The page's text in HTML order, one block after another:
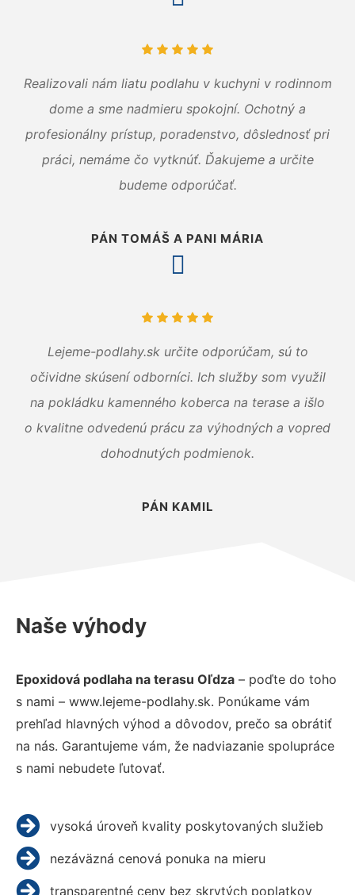
Realizovali nám liatu podlahu v kuchyni v rodinnom
dome a sme nadmieru spokojní. Ochotný a
profesionálny prístup, poradenstvo, dôslednosť pri
práci, nemáme čo vytknúť. Ďakujeme a určite
budeme odporúčať.
PÁN TOMÁŠ A PANI MÁRIA
Lejeme-podlahy.sk určite odporúčam, sú to
očividne skúsení odborníci. Ich služby som využil
na pokládku kamenného koberca na terase a išlo
o kvalitne odvedenú prácu za výhodných a vopred
dohodnutých podmienok.
PÁN KAMIL
Naše výhody
Epoxidová podlaha na terasu Oľdza – poďte do toho
s nami – www.lejeme-podlahy.sk. Ponúkame vám
prehľad hlavných výhod a dôvodov, prečo sa obrátiť
na nás. Garantujeme vám, že nadviazanie spolupráce
s nami nebudete ľutovať.
vysoká úroveň kvality poskytovaných služieb
nezáväzná cenová ponuka na mieru
transparentné ceny bez skrytých poplatkov